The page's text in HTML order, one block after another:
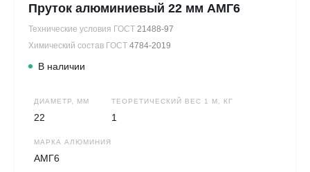
Пруток алюминиевый 22 мм АМГ6
Технические условия ГОСТ 21488-97
Химический состав ГОСТ 4784-2019
В наличии
ДИАМЕТР, ММ
22
ТЕОРЕТИЧЕСКИЙ ВЕС 1 М, КГ
1
МАРКА АЛЮМИНИЯ
АМГ6